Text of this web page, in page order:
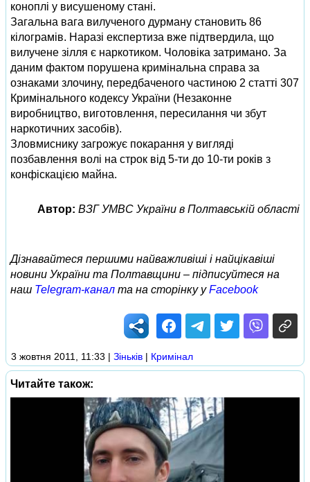
коноплі у висушеному стані.
Загальна вага вилученого дурману становить 86
кілограмів. Наразі експертиза вже підтвердила, що
вилучене зілля є наркотиком. Чоловіка затримано. За
даним фактом порушена кримінальна справа за
ознаками злочину, передбаченого частиною 2 статті 307
Кримінального кодексу України (Незаконне
виробництво, виготовлення, пересилання чи збут
наркотичних засобів).
Зловмиснику загрожує покарання у вигляді
позбавлення волі на строк від 5-ти до 10-ти років з
конфіскацією майна.
Автор: ВЗГ УМВС України в Полтавській області
Дізнавайтеся першими найважливіші і найцікавіші
новини України та Полтавщини – підписуйтеся на
наш Telegram-канал та на сторінку уFacebook
3 жовтня 2011, 11:33 | Зіньків | Кримінал
Читайте також: